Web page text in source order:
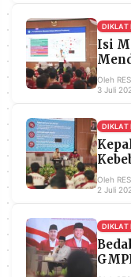
©
Resolusi.co
-
2026
PT.
RESOLUSI
MEDIA
PRAMUDITA
DIKLAT
Isi
Oleh
3 Juli
DIKLAT
Oleh
2 Juli
DIKLAT